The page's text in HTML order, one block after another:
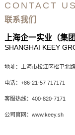
CONTACT US
联系我们
上海企一实业（集
SHANGHAI KEEY
地址：上海市松江区松卫北
电话：+86-21-57 717171
客服热线：400-820-7171
公司官网：www.keey.sh